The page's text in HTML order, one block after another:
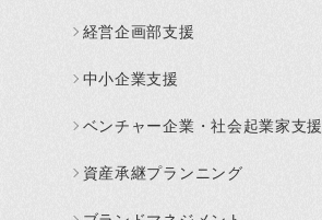
経営企画部支援
中小企業支援
ベンチャー企業・社会起業家支援
資産承継プランニング